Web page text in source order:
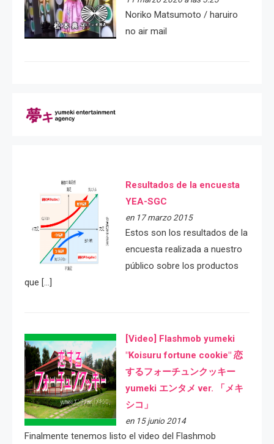
Noriko Matsumoto / haruiro
no air mail
Resultados de la encuesta
YEA-SGC
en 17 marzo 2015
Estos son los resultados de la
encuesta realizada a nuestro
público sobre los productos
que […]
[Video] Flashmob yumeki
"Koisuru fortune cookie" 恋
するフォーチュンクッキー
yumeki エンタメ ver. 「メキ
シコ」
en 15 junio 2014
Finalmente tenemos listo el video del Flashmob